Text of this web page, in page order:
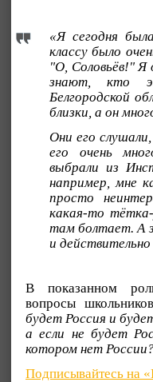
«Я сегодня
классу было
"О, Соловьёв!" Я
знают, кто
Белгородской
близки, а он
Они его
его очень
выбрали из
например, мне
просто
какая-то
там болтает. А
и
В показанном
вопросы
будет Россия и
а если не будет
котором нет
Подписывайтесь на